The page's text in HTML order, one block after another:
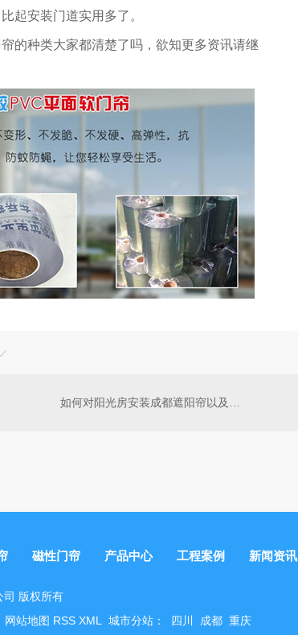
起安装门道实用多了。
的种类大家都清楚了吗，欲知更多资讯请继
如何对阳光房安装成都遮阳帘以及它有哪些选购要点？
磁性门帘 产品中心 工程案例 新闻资讯
司 版权所有
网站地图 RSS XML 城市分站 ： 四川 成都 重庆